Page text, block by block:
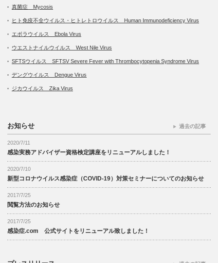
真菌症 Mycosis
ヒト免疫不全ウイルス・ヒトレトロウイルス Human Immunodeficiency Virus
エボラウイルス Ebola Virus
ウエストナイルウイルス West Nile Virus
SFTSウイルス SFTSV Severe Fever with Thrombocytopenia Syndrome Virus
デングウイルス Dengue Virus
ジカウイルス Zika Virus
お知らせ
2020/7/11
感染実務アドバイザー資格検定講座をリニューアルしました！
2020/7/10
新型コロナウイルス感染症（COVID-19）対策セミナーについてのお知らせ
2017/7/25
閲覧方法のお知らせ
2017/7/25
感染症.com 公式サイトをリニューアル致しました！
過去の記事